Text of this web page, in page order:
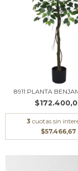
8911 PLANTA
3 cuotas sin
$57.466,67